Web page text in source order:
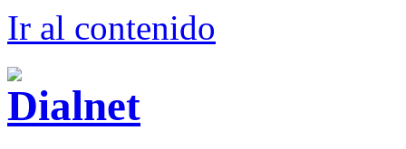
Ir al contenido